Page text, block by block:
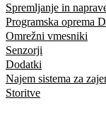
Spremljanje in
Programska oprema
Omrežni vmesniki
Senzorji
Dodatki
Najem sistema za
Storitve